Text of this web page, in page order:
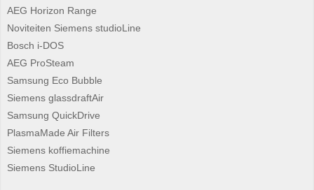
AEG Horizon Range
Noviteiten Siemens studioLine
Bosch i-DOS
AEG ProSteam
Samsung Eco Bubble
Siemens glassdraftAir
Samsung QuickDrive
PlasmaMade Air Filters
Siemens koffiemachine
Siemens StudioLine